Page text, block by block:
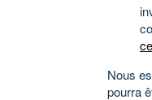
Nous
pourra